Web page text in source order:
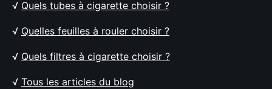
√ Quels tubes à cigarette choisir ?
√ Quelles feuilles à rouler choisir ?
√ Quels filtres à cigarette choisir ?
√ Tous les articles du blog